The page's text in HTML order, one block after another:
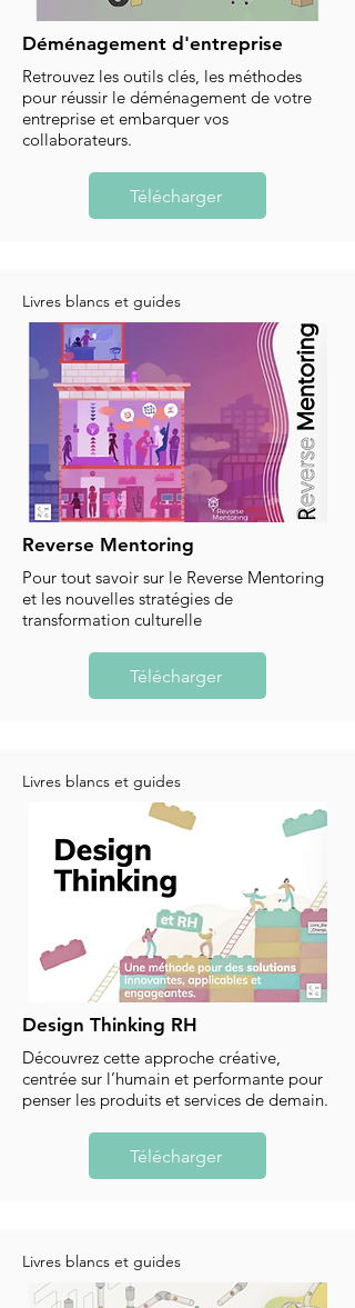
Déménagement d'entreprise
Retrouvez les outils clés, les méthodes
pour réussir le déménagement de votre
entreprise et embarquer vos
collaborateurs.
Télécharger
Livres blancs et guides
Reverse Mentoring
Pour tout savoir sur le Reverse Mentoring
et les nouvelles stratégies de
transformation culturelle
Télécharger
Livres blancs et guides
Design Thinking RH
Découvrez cette approche créative,
centrée sur l’humain et performante pour
penser les produits et services de demain.
Télécharger
Livres blancs et guides